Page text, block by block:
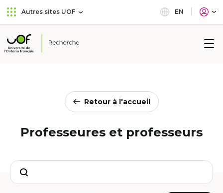
Aller
au
principal
Passer
au
Autres sites UOF EN
Université
Retour à l'accueil
Professeures et professeurs
Search